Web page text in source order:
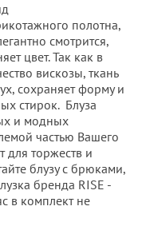
полотна,
смотрится,
цвет. Так как в
вискозы, ткань
сохраняет форму и
стирок. Блуза
и модных
частью Вашего
для торжеств и
блузу с брюками,
бренда RISE -
в комплект не